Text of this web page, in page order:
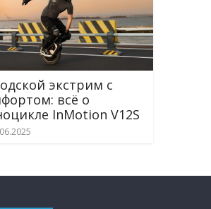
экстрим с
всё о
InMotion V12S